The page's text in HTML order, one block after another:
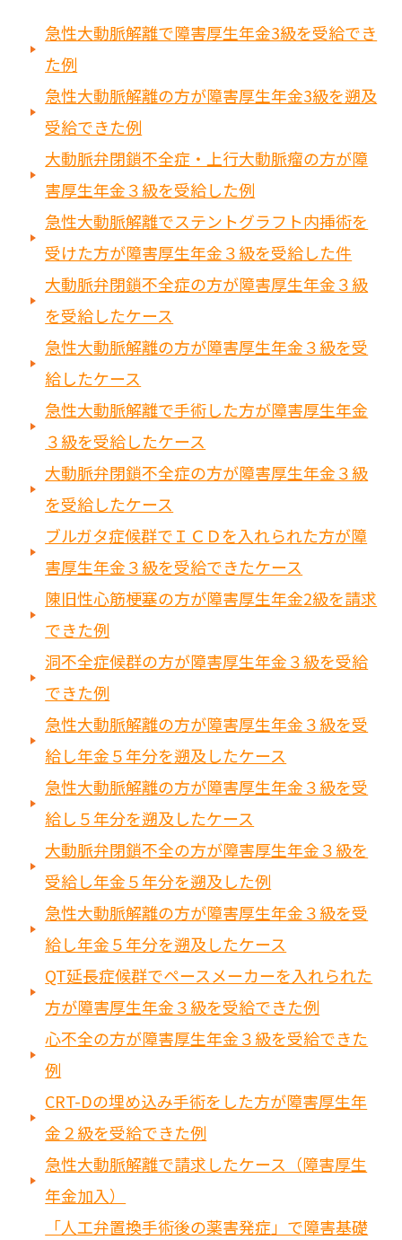
急性大動脈解離で障害厚生年金3級を受給でき
た例
急性大動脈解離の方が障害厚生年金3級を遡及
受給できた例
大動脈弁閉鎖不全症・上行大動脈瘤の方が障
害厚生年金３級を受給した例
急性大動脈解離でステントグラフト内挿術を
受けた方が障害厚生年金３級を受給した件
大動脈弁閉鎖不全症の方が障害厚生年金３級
を受給したケース
急性大動脈解離の方が障害厚生年金３級を受
給したケース
急性大動脈解離で手術した方が障害厚生年金
３級を受給したケース
大動脈弁閉鎖不全症の方が障害厚生年金３級
を受給したケース
ブルガタ症候群でＩＣＤを入れられた方が障
害厚生年金３級を受給できたケース
陳旧性心筋梗塞の方が障害厚生年金2級を請求
できた例
洞不全症候群の方が障害厚生年金３級を受給
できた例
急性大動脈解離の方が障害厚生年金３級を受
給し年金５年分を遡及したケース
急性大動脈解離の方が障害厚生年金３級を受
給し５年分を遡及したケース
大動脈弁閉鎖不全の方が障害厚生年金３級を
受給し年金５年分を遡及した例
急性大動脈解離の方が障害厚生年金３級を受
給し年金５年分を遡及したケース
QT延長症候群でペースメーカーを入れられた
方が障害厚生年金３級を受給できた例
心不全の方が障害厚生年金３級を受給できた
例
CRT-Dの埋め込み手術をした方が障害厚生年
金２級を受給できた例
急性大動脈解離で請求したケース（障害厚生
年金加入）
「人工弁置換手術後の薬害発症」で障害基礎